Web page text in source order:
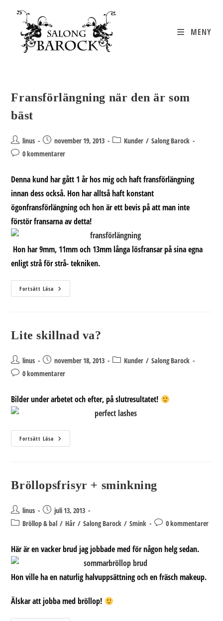
innehållet
MENY
Fransförlängning när den är som
bäst
Inläggsförfattare:
linus
Inlägget
publicerat:
november 19, 2013 Inläggskategori:
Kunder / Salong Barock
Kommentarer
inlägget:
0 kommentarer
Denna kund har gått 1 år hos mig och haft fransförlängning
innan dess också. Hon har alltså haft konstant
ögonfransförlängning och hon är ett bevis på att man inte
förstör fransarna av detta!
Hon har 9mm, 11mm och 13mm långa lösfransar på sina egna
enligt strå för strå- tekniken.
Fortsätt Läsa Fransförlängning
När
Lite skillnad va?
Inläggsförfattare:
linus
Inlägget
publicerat:
november 18, 2013 Inläggskategori:
Kunder / Salong Barock
Kommentarer
inlägget:
0 kommentarer
Bilder under arbetet och efter, på slutresultatet!
Fortsätt Läsa Lite
Skillnad
Bröllopsfrisyr + sminkning
Inläggsförfattare:
linus
Inlägget
publicerat:
juli 13, 2013
Inläggskategori:
Bröllop & bal / Hår / Salong Barock / Smink
Kommentarer
inlägget:
0 kommentarer
Här är en vacker brud jag jobbade med för någon helg sedan.
Hon ville ha en naturlig halvuppsättning och en fräsch makeup.
Älskar att jobba med bröllop!